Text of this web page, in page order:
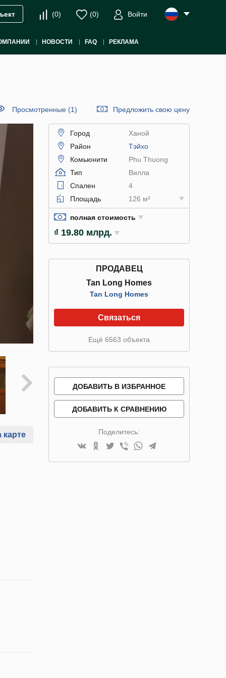
(0) (0) Войти
НОВОСТИ FAQ РЕКЛАМА
Просмотренные (1) Предложить свою цену
карте
Город
Ханой
Район
Тэйхо
Комьюнити
Phu Thuong
Тип
Вилла
Спален
4
Площадь
126 м²
полная стоимость
₫ 19.80 млрд.
ПРОДАВЕЦ
Tan Long Homes
Tan Long Homes
Связаться
Ещё 6563 объекта
ДОБАВИТЬ В ИЗБРАННОЕ
ДОБАВИТЬ К СРАВНЕНИЮ
Поделитесь: